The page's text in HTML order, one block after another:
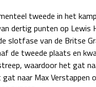
tweede in het
dertig punten op Lewis
slotfase van de Britse
de tweede plaats en
waardoor het gat
naar Max Verstappen